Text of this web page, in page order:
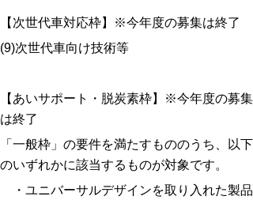
【次世代車対応枠】※今年度の募集は終了
(9)次世代車向け技術等
【あいサポート・脱炭素枠】※今年度の募集
は終了
「一般枠」の要件を満たすもののうち、以下
のいずれかに該当するものが対象です。
・ユニバーサルデザインを取り入れた製品